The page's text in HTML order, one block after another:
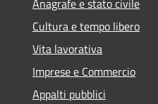
Anagrafe e stato civile
Cultura e tempo libero
Vita lavorativa
Imprese e Commercio
Appalti pubblici